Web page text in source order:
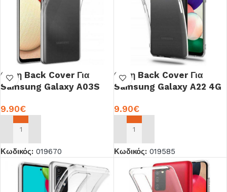
Θήκη Back Cover Για
Samsung Galaxy A03S
9.90€
ΠΡΟΣΘΉΚΗ ΣΤΟ ΚΑΛΆΘΙ
Κωδικός: 019670
Θήκη Back Cover Για
Samsung Galaxy A22 4G
9.90€
ΠΡΟΣΘΉΚΗ ΣΤΟ ΚΑΛΆΘΙ
Κωδικός: 019585